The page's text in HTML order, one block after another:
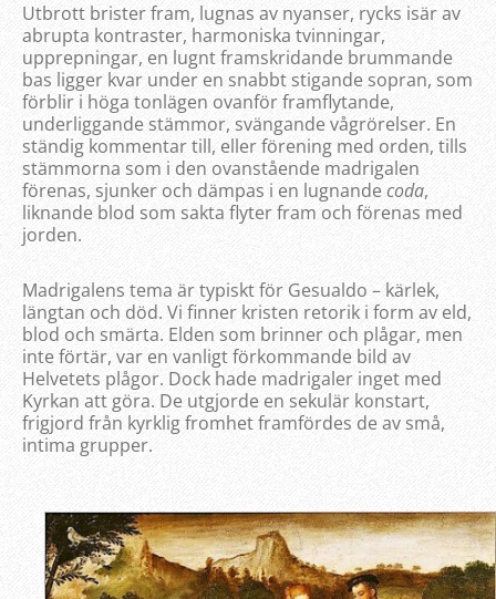
Utbrott brister fram, lugnas av nyanser, rycks isär av
abrupta kontraster, harmoniska tvinningar,
upprepningar, en lugnt framskridande brummande
bas ligger kvar under en snabbt stigande sopran, som
förblir i höga tonlägen ovanför framflytande,
underliggande stämmor, svängande vågrörelser. En
ständig kommentar till, eller förening med orden, tills
stämmorna som i den ovanstående madrigalen
förenas, sjunker och dämpas i en lugnandecoda,
liknande blod som sakta flyter fram och förenas med
jorden.
Madrigalens tema är typiskt för Gesualdo – kärlek,
längtan och död. Vi finner kristen retorik i form av eld,
blod och smärta. Elden som brinner och plågar, men
inte förtär, var en vanligt förkommande bild av
Helvetets plågor. Dock hade madrigaler inget med
Kyrkan att göra. De utgjorde en sekulär konstart,
frigjord från kyrklig fromhet framfördes de av små,
intima grupper.